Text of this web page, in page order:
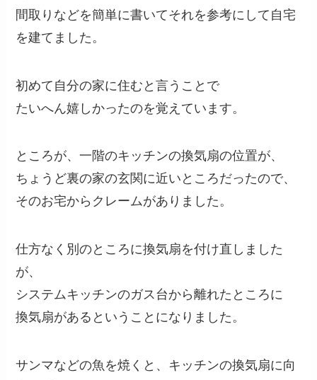
間取りなどを簡単に書いてそれを参考にして自宅
を建てました。
初めて自分の家に住むと言うことで
たいへん嬉しかったのを覚えています。
ところが、一階のキッチンの換気扇の位置が、
ちょうど裏の家の玄関に近いところだったので、
そのお宅からクレームがありました。
仕方なく別のところに換気扇を付け直しました
が、
システムキッチンのガス台から離れたところに
換気扇があるということになりました。
サンマなどの魚を焼くと、キッチンの換気扇に向